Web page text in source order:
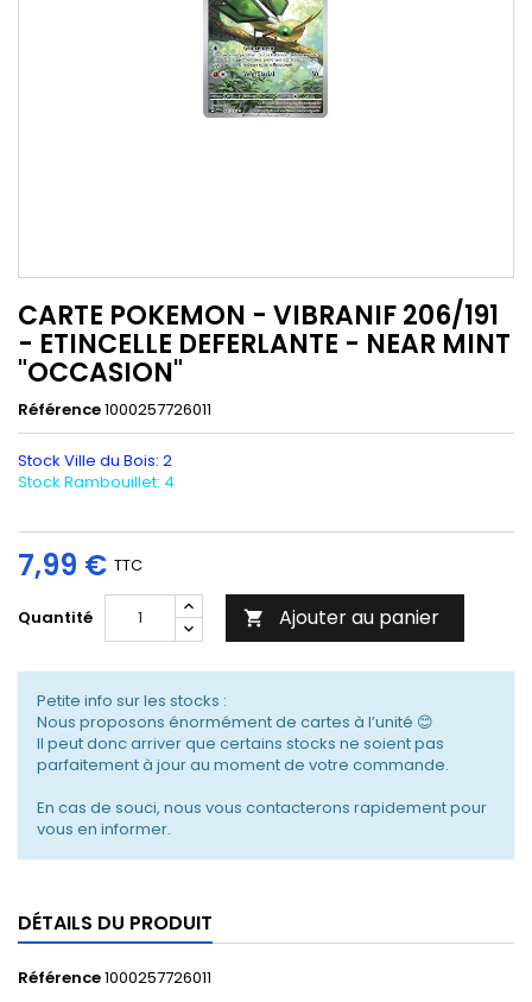
CARTE POKEMON - VIBRANIF 206/191
- ETINCELLE DEFERLANTE - NEAR MINT
"OCCASION"
Référence1000257726011
Stock Ville du Bois: 2
Stock Rambouillet: 4
7,99 € TTC
Quantité  Ajouter au panier
Petite info sur les stocks :
Nous proposons énormément de cartes à l’unité 😊
Il peut donc arriver que certains stocks ne soient pas
parfaitement à jour au moment de votre commande.
En cas de souci, nous vous contacterons rapidement pour
vous en informer.
DÉTAILS DU PRODUIT
Référence1000257726011